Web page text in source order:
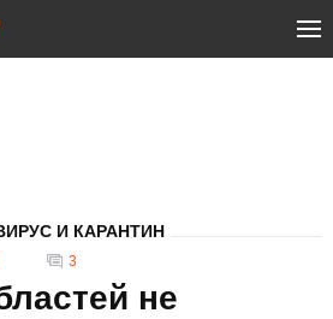
И КАРАНТИН
3
не